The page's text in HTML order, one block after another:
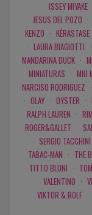
ISSEY MIYAKE
JESUS DEL POZO ·
KENZO · KÉRASTASE
· LAURA BIAGIOTTI ·
MANDARINA DUCK ·
MINIATURAS · MIU
NARCISO RODRIGUEZ ·
· OLAY · OYSTER ·
RALPH LAUREN ·
ROGER&GALLET ·
· SERGIO TACCHINI
TABAC-MAN · THE
TITTO BLUNI ·
VALENTINO ·
VIKTOR & ROLF ·